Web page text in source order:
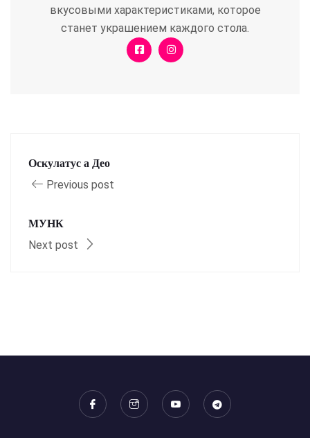
вкусовыми характеристиками, которое
станет украшением каждого стола.
Оскулатус а Део
Previous post
МУНК
Next post